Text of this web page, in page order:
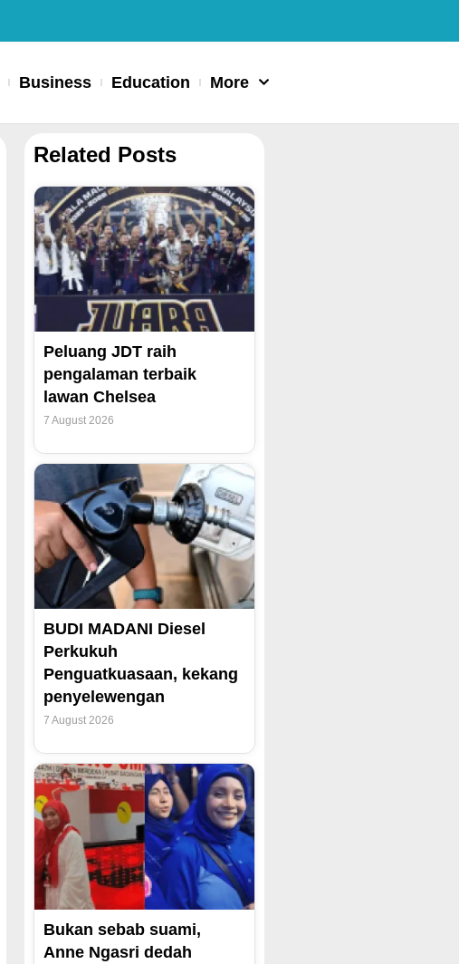
Business Education More
Related Posts
Peluang JDT raih
pengalaman terbaik
lawan Chelsea
7 August 2026
BUDI MADANI Diesel
Perkukuh
Penguatkuasaan, kekang
penyelewengan
7 August 2026
Bukan sebab suami,
Anne Ngasri dedah